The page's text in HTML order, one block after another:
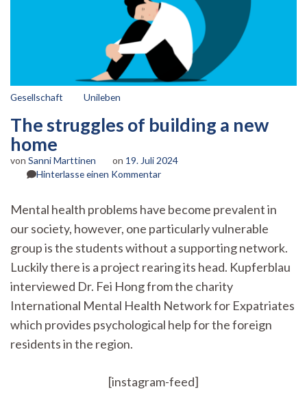
Gesellschaft Unileben
The struggles of building a new
home
von Sanni Marttinen on 19. Juli 2024
Hinterlasse einen Kommentarzu
of
building
a
new
home
Mental health problems have become prevalent in
our society, however, one particularly vulnerable
group is the students without a supporting network.
Luckily there is a project rearing its head. Kupferblau
interviewed Dr. Fei Hong from the charity
International Mental Health Network for Expatriates
which provides psychological help for the foreign
residents in the region.
[instagram-feed]